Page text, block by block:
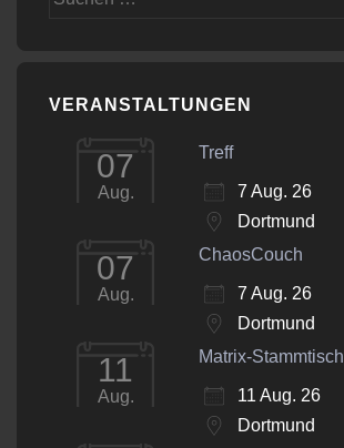
VERANSTALTUNGEN
07
Aug.
Treff
7 Aug. 26
Dortmund
07
Aug.
ChaosCouch
7 Aug. 26
Dortmund
11
Aug.
Matrix-Stammtisch
11 Aug. 26
Dortmund